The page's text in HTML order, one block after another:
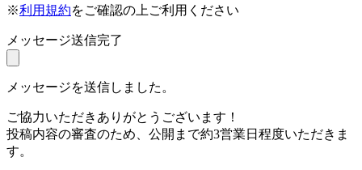
※利用規約をご確認の上ご利用ください
メッセージ送信完了
メッセージを送信しました。
ご協力いただきありがとうございます！
投稿内容の審査のため、公開まで約3営業日程度いただきま
す。